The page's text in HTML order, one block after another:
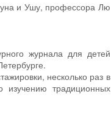
и Ушу, профессора Лю
журнала для детей
несколько раз в
традиционных